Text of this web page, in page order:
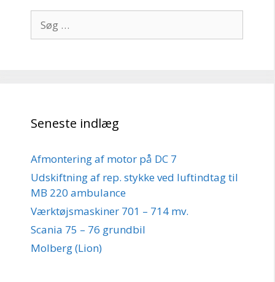
efter:
Seneste indlæg
Afmontering af motor på DC 7
Udskiftning af rep. stykke ved luftindtag til
MB 220 ambulance
Værktøjsmaskiner 701 – 714 mv.
Scania 75 – 76 grundbil
Molberg (Lion)